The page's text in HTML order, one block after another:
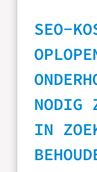
SEO-
NODIG
IN